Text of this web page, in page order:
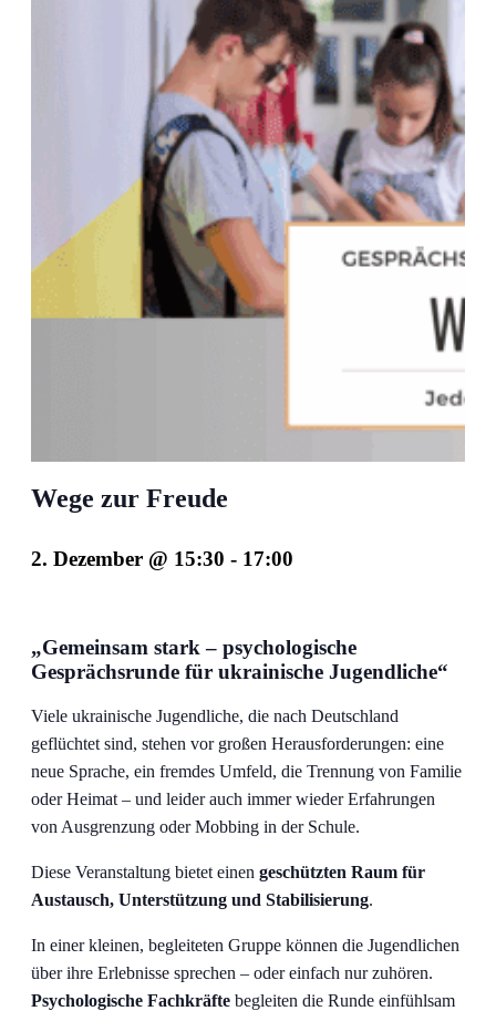
Wege zur Freude
2. Dezember @ 15:30 - 17:00
„Gemeinsam stark – psychologische
Gesprächsrunde für ukrainische Jugendliche“
Viele ukrainische Jugendliche, die nach Deutschland
geflüchtet sind, stehen vor großen Herausforderungen: eine
neue Sprache, ein fremdes Umfeld, die Trennung von Familie
oder Heimat – und leider auch immer wieder Erfahrungen
von Ausgrenzung oder Mobbing in der Schule.
Diese Veranstaltung bietet einen geschützten Raum für
Austausch, Unterstützung und Stabilisierung.
In einer kleinen, begleiteten Gruppe können die Jugendlichen
über ihre Erlebnisse sprechen – oder einfach nur zuhören.
Psychologische Fachkräfte begleiten die Runde einfühlsam